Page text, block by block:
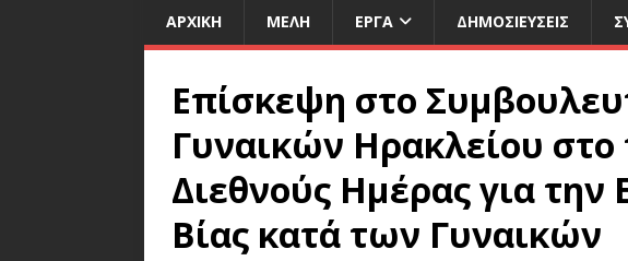
ΑΡΧΙΚΉ ΜΈΛΗ ΈΡΓΑ ΔΗΜΟΣΙΕΎΣΕΙΣ
Επίσκεψη στο
Γυναικών Ηρακλείου στο
Διεθνούς Ημέρας για την
Βίας κατά των Γυναικών